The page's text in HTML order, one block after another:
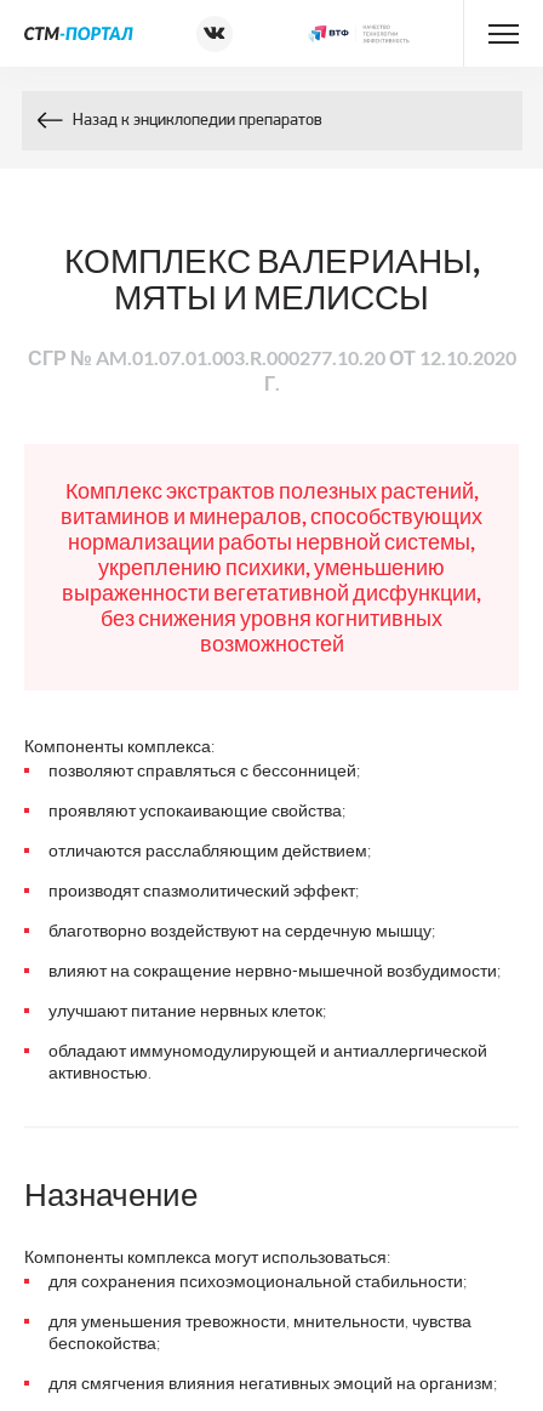
Назад к энциклопедии препаратов
КОМПЛЕКС ВАЛЕРИАНЫ,
МЯТЫ И МЕЛИССЫ
СГР № AM.01.07.01.003.R.000277.10.20 ОТ 12.10.2020
Г.
Комплекс экстрактов полезных растений,
витаминов и минералов, способствующих
нормализации работы нервной системы,
укреплению психики, уменьшению
выраженности вегетативной дисфункции,
без снижения уровня когнитивных
возможностей
Компоненты комплекса:
позволяют справляться с бессонницей;
проявляют успокаивающие свойства;
отличаются расслабляющим действием;
производят спазмолитический эффект;
благотворно воздействуют на сердечную мышцу;
влияют на сокращение нервно-мышечной возбудимости;
улучшают питание нервных клеток;
обладают иммуномодулирующей и антиаллергической
активностью.
Назначение
Компоненты комплекса могут использоваться:
для сохранения психоэмоциональной стабильности;
для уменьшения тревожности, мнительности, чувства
беспокойства;
для смягчения влияния негативных эмоций на организм;